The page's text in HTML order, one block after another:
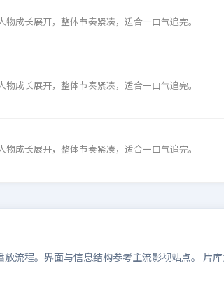
成长展开，整体节奏紧凑，适合一口气追完。
成长展开，整体节奏紧凑，适合一口气追完。
成长展开，整体节奏紧凑，适合一口气追完。
流程。界面与信息结构参考主流影视站点。 片